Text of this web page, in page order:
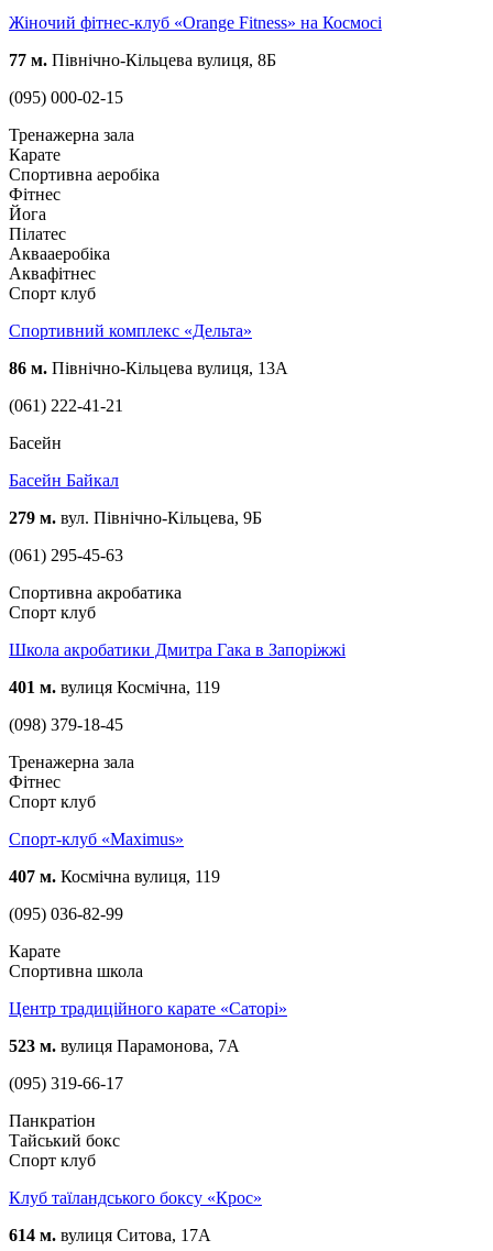
Жіночий фітнес-клуб «Orange Fitness» на Космосі
77 м. Північно-Кільцева вулиця, 8Б
(095) 000-02-15
Тренажерна зала
Карате
Спортивна аеробіка
Фітнес
Йога
Пілатес
Аквааеробіка
Аквафітнес
Спорт клуб
Спортивний комплекс «Дельта»
86 м. Північно-Кільцева вулиця, 13А
(061) 222-41-21
Басейн
Басейн Байкал
279 м. вул. Північно-Кільцева, 9Б
(061) 295-45-63
Спортивна акробатика
Спорт клуб
Школа акробатики Дмитра Гака в Запоріжжі
401 м. вулиця Космічна, 119
(098) 379-18-45
Тренажерна зала
Фітнес
Спорт клуб
Спорт-клуб «Maximus»
407 м. Космічна вулиця, 119
(095) 036-82-99
Карате
Спортивна школа
Центр традиційного карате «Саторі»
523 м. вулиця Парамонова, 7А
(095) 319-66-17
Панкратіон
Тайський бокс
Спорт клуб
Клуб таїландського боксу «Крос»
614 м. вулиця Ситова, 17А